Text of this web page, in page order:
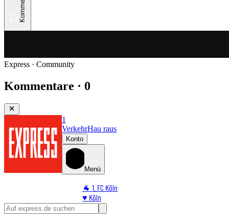
Express · Community
Kommentare · 0
1
VerkehrHau raus
Konto
Menü
🐐 1. FC Köln
♥️ Köln
⭐ Promi